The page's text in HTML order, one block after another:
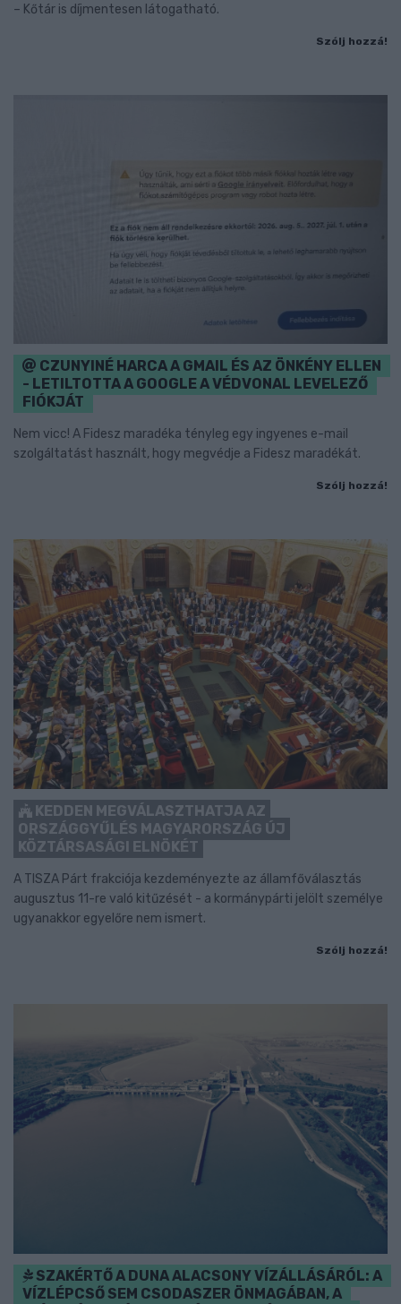
– Kőtár is díjmentesen látogatható.
Szólj hozzá!
CZUNYINÉ HARCA A GMAIL ÉS AZ ÖNKÉNY ELLEN
- LETILTOTTA A GOOGLE A VÉDVONAL LEVELEZŐ
FIÓKJÁT
Nem vicc! A Fidesz maradéka tényleg egy ingyenes e-mail
szolgáltatást használt, hogy megvédje a Fidesz maradékát.
Szólj hozzá!
KEDDEN MEGVÁLASZTHATJA AZ
ORSZÁGGYŰLÉS MAGYARORSZÁG ÚJ
KÖZTÁRSASÁGI ELNÖKÉT
A TISZA Párt frakciója kezdeményezte az államfőválasztás
augusztus 11-re való kitűzését - a kormánypárti jelölt személye
ugyanakkor egyelőre nem ismert.
Szólj hozzá!
SZAKÉRTŐ A DUNA ALACSONY VÍZÁLLÁSÁRÓL: A
VÍZLÉPCSŐ SEM CSODASZER ÖNMAGÁBAN, A